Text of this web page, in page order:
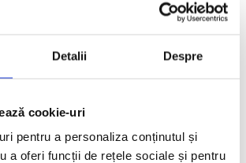
Detalii Despre
cookie-uri
pentru a personaliza conținutul și
a oferi funcții de rețele sociale și pentru
5*se afla la 350 de metri de Plaja
Parcul Tematic The Land of Legends, la 3,4
si la 16 km distanta de Aeroportul